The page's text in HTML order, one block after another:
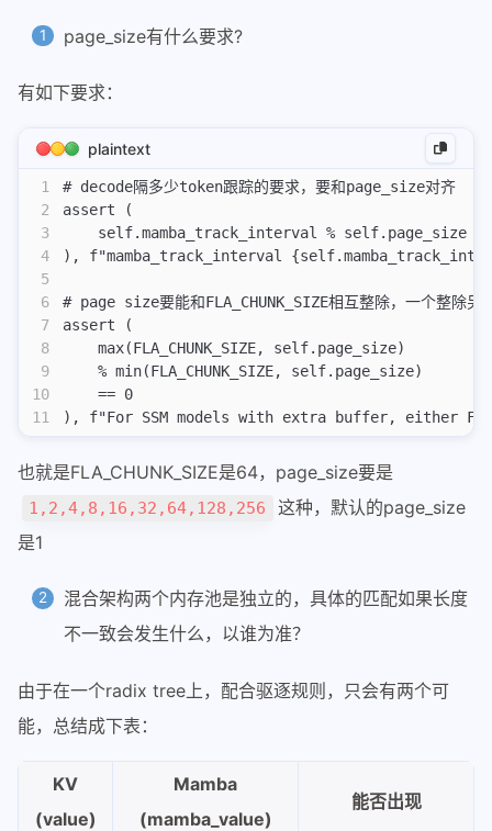
page_size有什么要求?
有如下要求：
plaintext
1
2
3
4
5
6
7
8
9
10
11
# decode隔多少token跟踪的要求，要和page_size对齐
assert (
self.mamba_track_interval % self.page_size
), f"mamba_track_interval
# page size要能和FLA_CHUNK_SIZE相互整除，一个整除另
assert (
    max(FLA_CHUNK_SIZE, self.page_size)
    % min(FLA_CHUNK_SIZE, self.page_size)
    == 0
), f"For SSM models with extra buffer, either
也就是FLA_CHUNK_SIZE是64，page_size要是
1,2,4,8,16,32,64,128,256
这种，默认的page_size
是1
混合架构两个内存池是独立的，具体的匹配如果长度
不一致会发生什么，以谁为准？
由于在一个radix tree上，配合驱逐规则，只会有两个可
能，总结成下表：
KV
(value)
Mamba
(mamba_value)
能否出现